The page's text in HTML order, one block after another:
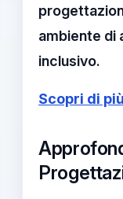
ambiente di
inclusivo.
Scopri di più